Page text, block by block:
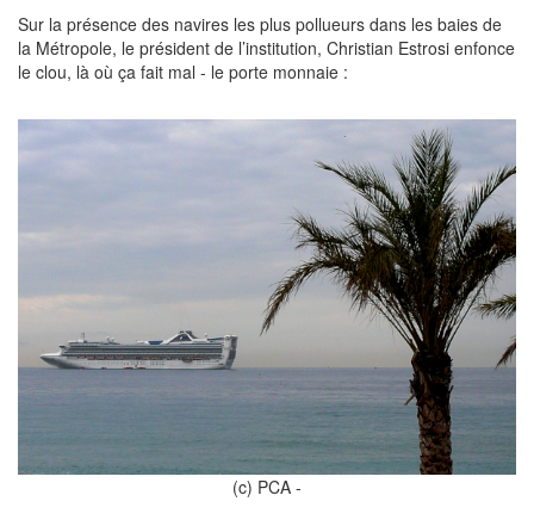
Sur la présence des navires les plus pollueurs dans les baies de
la Métropole, le président de l’institution, Christian Estrosi enfonce
le clou, là où ça fait mal - le porte monnaie :
(c) PCA -